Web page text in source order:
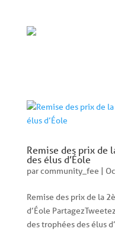
Remise des prix de
des élus d’Éole
parcommunity_fee |
Remise des prix de la
d’Éole
des trophées des élus